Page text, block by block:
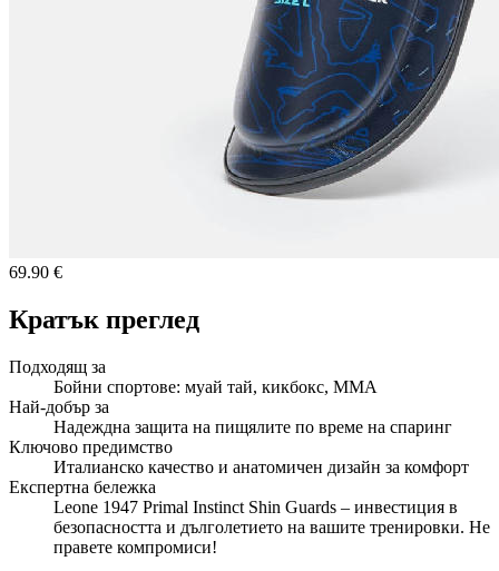
69.90 €
Кратък преглед
Подходящ за
Бойни спортове: муай тай, кикбокс, ММА
Най-добър за
Надеждна защита на пищялите по време на спаринг
Ключово предимство
Италианско качество и анатомичен дизайн за комфорт
Експертна бележка
Leone 1947 Primal Instinct Shin Guards – инвестиция в
безопасността и дълголетието на вашите тренировки. Не
правете компромиси!